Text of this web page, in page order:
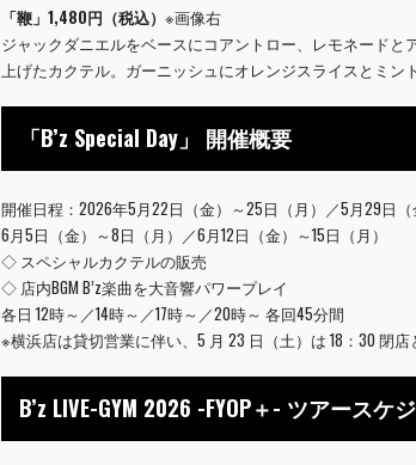
「鞭」1,480円（税込）※画像右
ジャックダニエルをベースにコアントロー、レモネード
上げたカクテル。ガーニッシュにオレンジスライスとミント
「B’z Special Day」 開催概要
開催日程：2026年5月22日（金）～25日（月）／5月29日（
6月5日（金）～8日（月）／6月12日（金）～15日（月）
◇ スペシャルカクテルの販売
◇ 店内BGM B’z楽曲を大音響パワープレイ
各日 12時～／14時～／17時～／20時～ 各回45分間
※横浜店は貸切営業に伴い、5 月 23 日（土）は 18：30 閉店
B’z LIVE-GYM 2026 -FYOP＋- ツアースケ